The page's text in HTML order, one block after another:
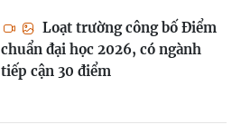
Loạt trường công bố Điểm
chuẩn đại học 2026, có ngành
tiếp cận 30 điểm